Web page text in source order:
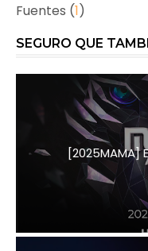
Fuentes (1)
SEGURO QUE
[2025MAMA]